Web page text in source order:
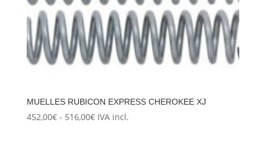
MUELLES RUBICON EXPRESS CHEROKEE XJ
452,00€ - 516,00€Rango
IVA incl.